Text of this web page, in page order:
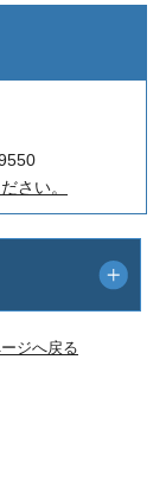
さい。
ジへ戻る